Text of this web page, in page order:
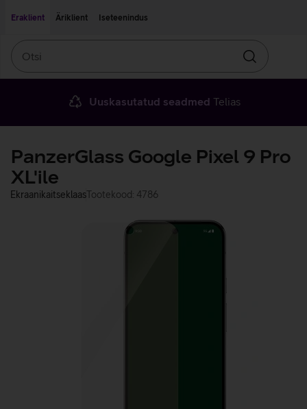
Eraklient
Äriklient Iseteenindus
Otsin
Uuskasutatud seadmed Telias
PanzerGlass Google Pixel 9 Pro
XL'ile
EkraanikaitseklaasTootekood: 4786